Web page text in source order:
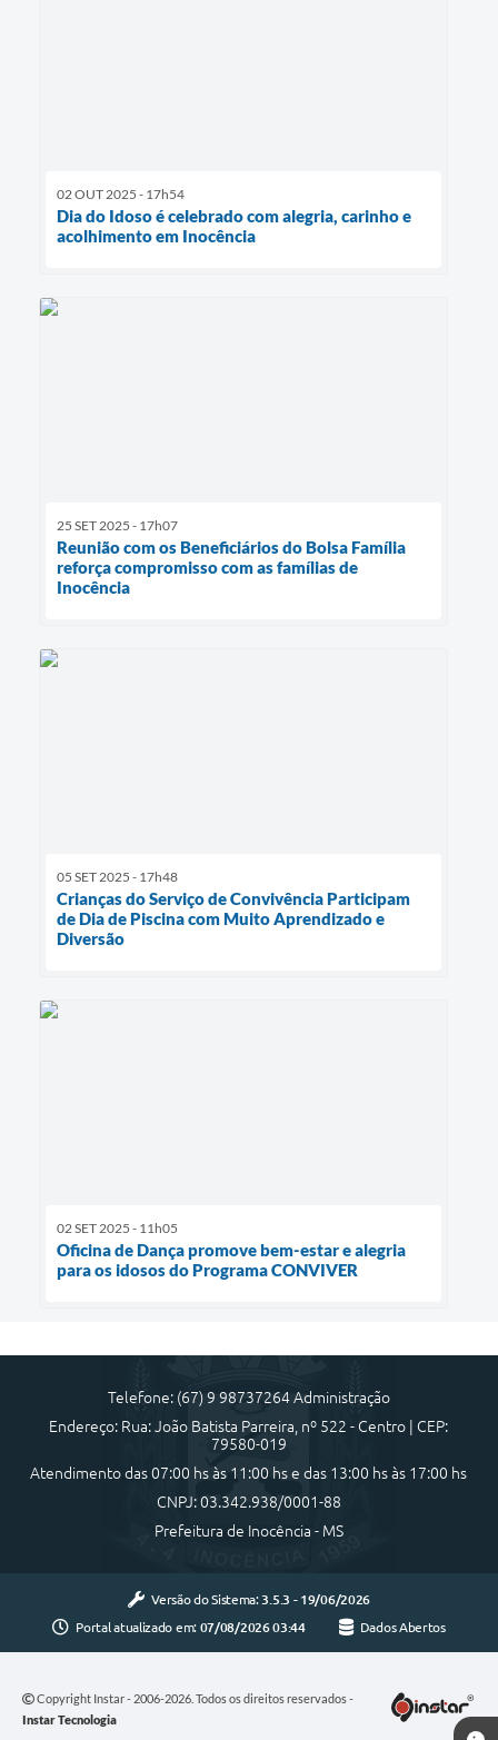
02 OUT 2025 - 17h54
Dia do Idoso é celebrado com alegria, carinho e
acolhimento em Inocência
25 SET 2025 - 17h07
Reunião com os Beneficiários do Bolsa Família
reforça compromisso com as famílias de
Inocência
05 SET 2025 - 17h48
Crianças do Serviço de Convivência Participam
de Dia de Piscina com Muito Aprendizado e
Diversão
02 SET 2025 - 11h05
Oficina de Dança promove bem-estar e alegria
para os idosos do Programa CONVIVER
Telefone: (67) 9 98737264 Administração
Endereço: Rua: João Batista Parreira, nº 522 - Centro | CEP:
79580-019
Atendimento das 07:00 hs às 11:00 hs e das 13:00 hs às 17:00 hs
CNPJ: 03.342.938/0001-88
Prefeitura de Inocência - MS
Versão do Sistema: 3.5.3 - 19/06/2026
Portal atualizado em: 07/08/2026 03:44 Dados Abertos
Copyright Instar - 2006-2026. Todos os direitos reservados -
Instar Tecnologia